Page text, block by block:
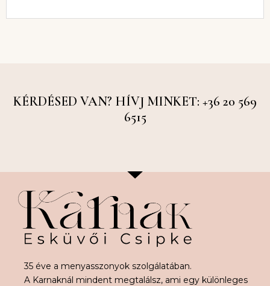
KÉRDÉSED VAN? HÍVJ MINKET: +36 20 569
6515
35 éve a menyasszonyok szolgálatában.
A Karnaknál mindent megtalálsz, ami egy különleges